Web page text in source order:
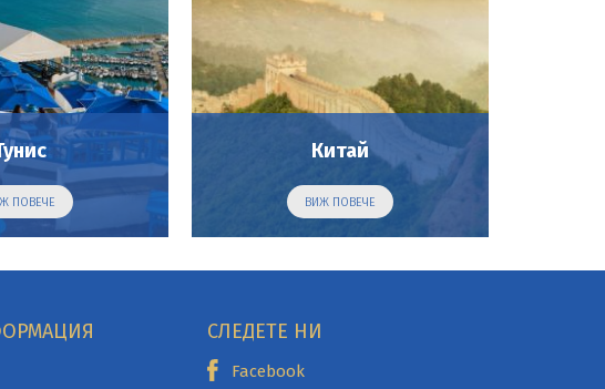
ПОВЕЧЕ
Китай
ВИЖ ПОВЕЧЕ
СЛЕДЕТЕ НИ
Facebook